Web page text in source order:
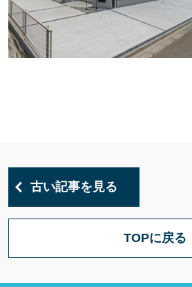
古い記事を見る
TOPに戻る